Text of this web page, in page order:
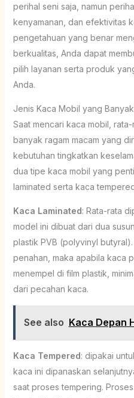
perihal seni saja, namun
kenyamanan, dan efektivitas
pengetahuan yang benar
berkualitas, Anda dapat
pilih layanan serta produk
Anda.
Jenis Kaca Mobil yang
Saat mencari kaca mobil,
banyak ragam macam yang
kebutuhan tingkatkan
dua tipe kaca mobil yang
laminated serta kaca
Kaca Laminated: Rata-rata
model ini dibuat dari dua
plastik PVB (polyvinyl
penahan, maka apabila kaca
menempel di film plastik,
dari pecahan kaca.
See also Kaca Depan
Kaca Tempered: dipakai
kaca ini dipanaskan
saat proses tempering.